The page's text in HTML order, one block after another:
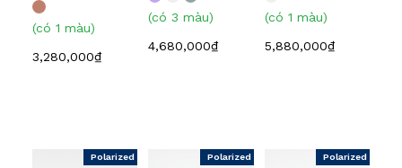
(có 1 màu)
3,280,000₫
(có 3 màu)
4,680,000₫
(có 1 màu)
5,880,000₫
Polarized Polarized Polarized